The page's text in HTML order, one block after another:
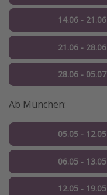
14.06 - 21.06
21.06 - 28.06
28.06 - 05.07
Ab München:
05.05 - 12.05
06.05 - 13.05
12.05 - 19.05